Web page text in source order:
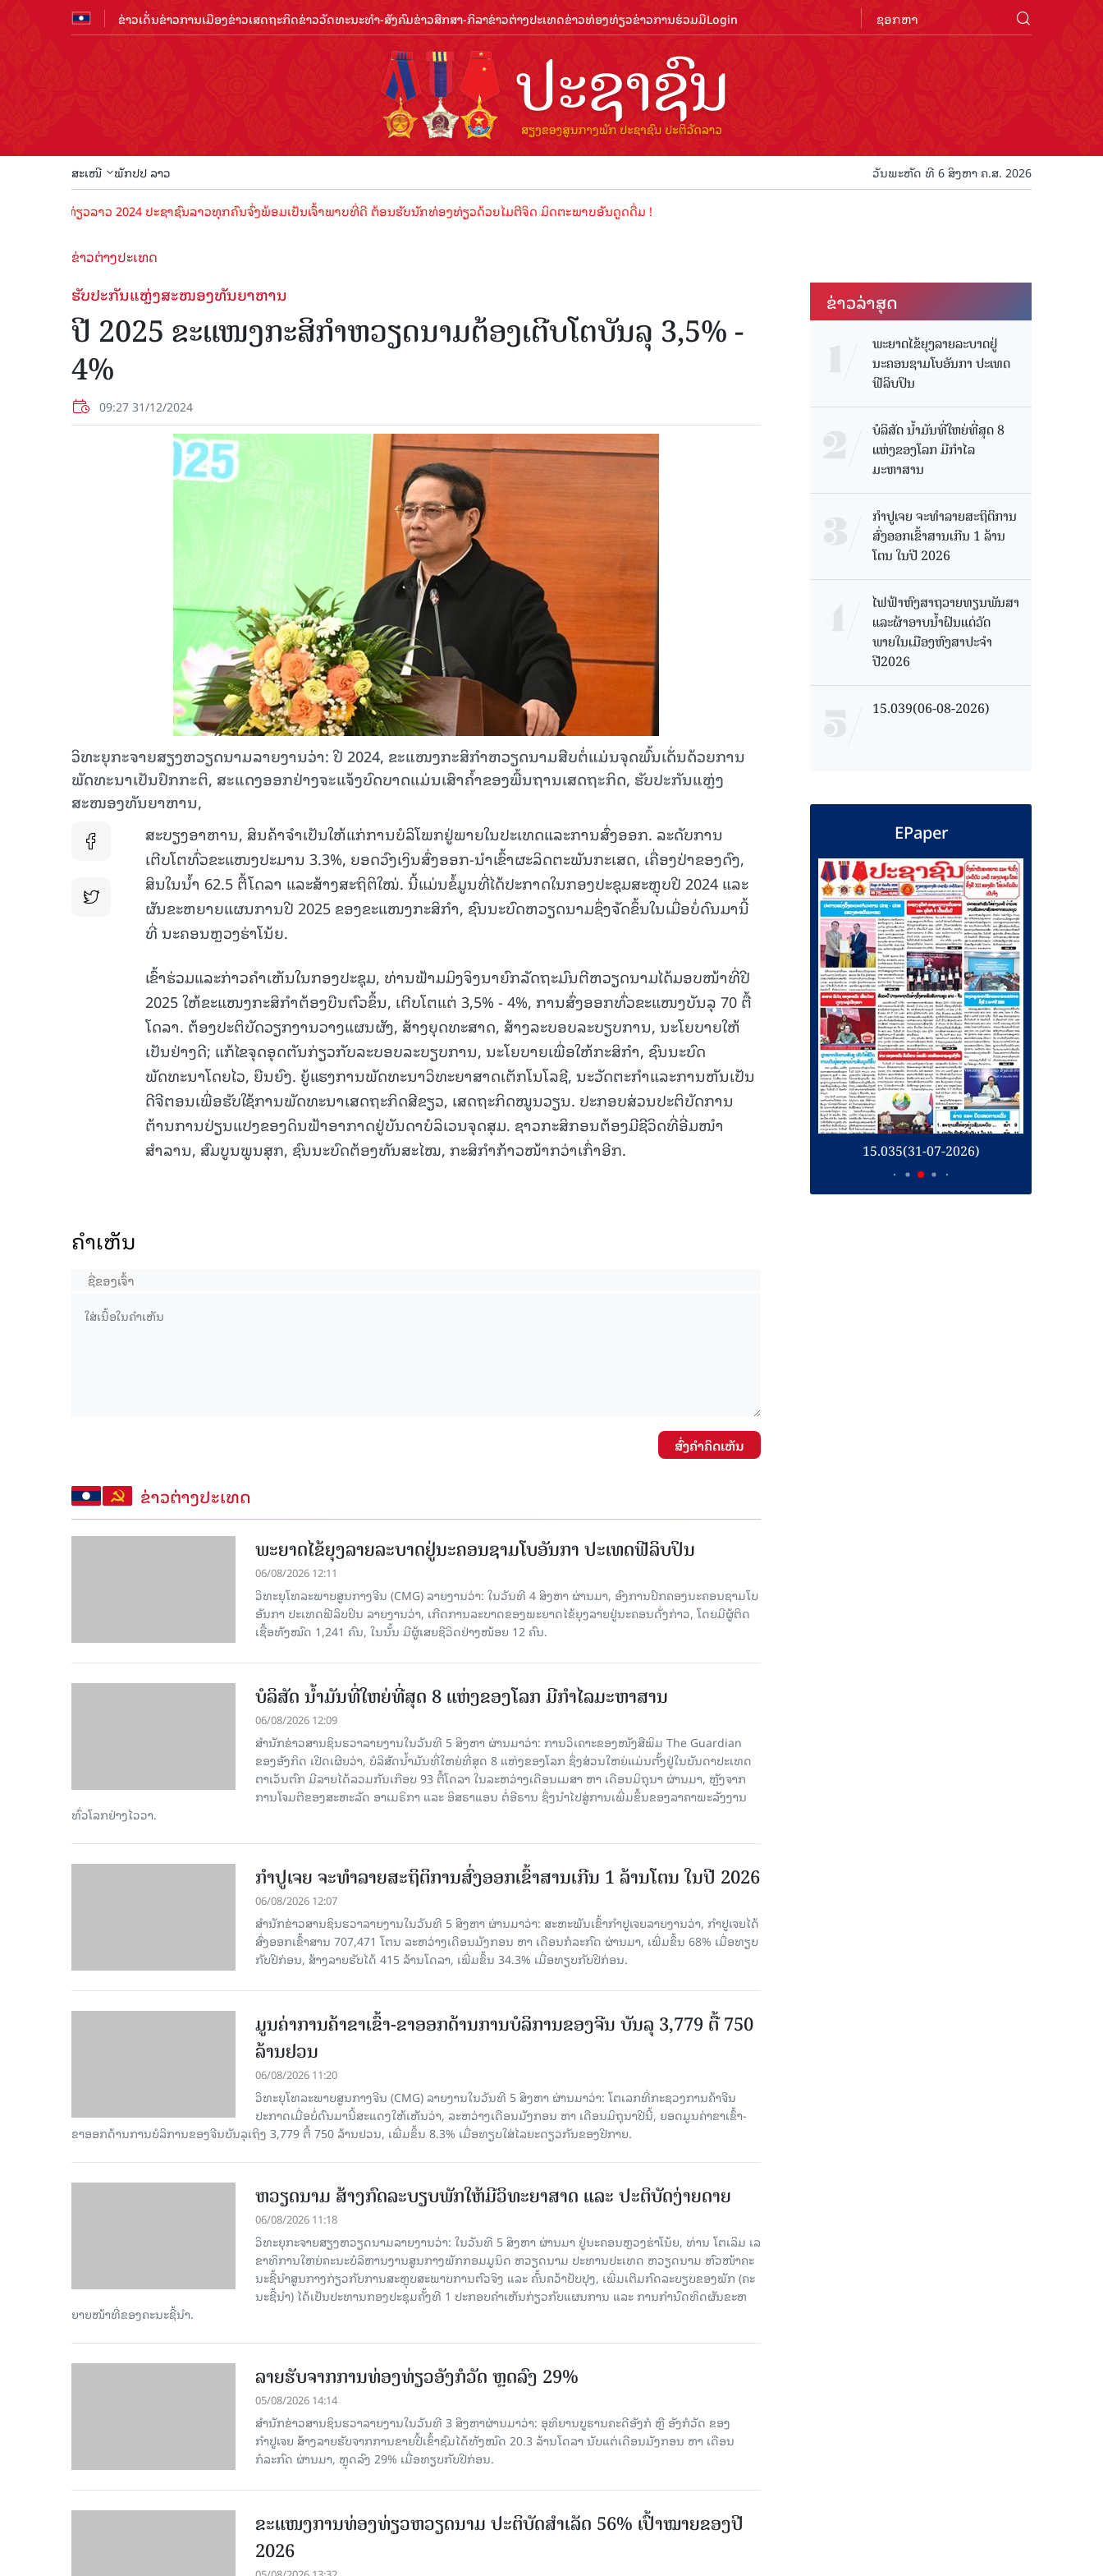
ຂ່າວເດັ່ນຂ່າວການເມືອງຂ່າວເສດຖະກິດຂ່າວວັດທະນະທຳ-ສັງຄົມຂ່າວສືກສາ-ກິລາຂ່າວຕ່າງປະເທດຂ່າວທ່ອງທ່ຽວຂ່າວການຮ່ວມມືLogin
ສະເໜີ ພັກປປ ລາວ ວັນພະຫັດ ທີ 6 ສິງຫາ ຄ.ສ. 2026
ງທ່ຽວລາວ 2024 ປະຊາຊົນລາວທຸກຄົນຈົ່ງພ້ອມເປັນເຈົ້າພາບທີ່ດີ ຕ້ອນຮັບນັກທ່ອງທ່ຽວດ້ວຍໄມຕີຈິດ ມິດຕະພາບອັນດູດດື່ມ !
ຂ່າວຕ່າງປະເທດ
ຮັບປະກັນແຫຼ່ງສະໜອງທັນຍາຫານ
ປີ 2025 ຂະແໜງກະສິກຳຫວຽດນາມຕ້ອງເຕີບໂຕບັນລຸ 3,5% -
4%
09:27 31/12/2024
ວິທະຍຸກະຈາຍສຽງຫວຽດນາມລາຍງານວ່າ: ປີ 2024, ຂະແໜງກະສິກຳຫວຽດນາມສືບຕໍ່ແມ່ນຈຸດພົ້ນເດັ່ນດ້ວຍການ
ພັດທະນາເປັນປົກກະຕິ, ສະແດງອອກຢ່າງຈະແຈ້ງບົດບາດແມ່ນເສົາຄ້ຳຂອງພື້ນຖານເສດຖະກິດ, ຮັບປະກັນແຫຼ່ງ
ສະໜອງທັນຍາຫານ,
ສະບຽງອາຫານ, ສິນຄ້າຈຳເປັນໃຫ້ແກ່ການບໍລິໂພກຢູ່ພາຍໃນປະເທດແລະການສົ່ງອອກ. ລະດັບການ
ເຕີບໂຕທົ່ວຂະແໜງປະມານ 3.3%, ຍອດວົງເງິນສົ່ງອອກ-ນຳເຂົ້າຜະລິດຕະພັນກະເສດ, ເຄື່ອງປ່າຂອງດົງ,
ສິນໃນນ້ຳ 62.5 ຕື້ໂດລາ ແລະສ້າງສະຖິຕິໃໝ່. ນີ້ແມ່ນຂໍ້ມູນທີ່ໄດ້ປະກາດໃນກອງປະຊຸມສະຫຼຸບປີ 2024 ແລະ
ຜັນຂະຫຍາຍແຜນການປີ 2025 ຂອງຂະແໜງກະສິກຳ, ຊົນນະບົດຫວຽດນາມຊຶ່ງຈັດຂຶ້ນໃນເມື່ອບໍ່ດົນມານີ້
ທີ່ ນະຄອນຫຼວງຮ່າໂນ້ຍ.
ເຂົ້າຮ່ວມແລະກ່າວຄຳເຫັນໃນກອງປະຊຸມ, ທ່ານຟ້າມມິງຈິງນາຍົກລັດຖະມົນຕີຫວຽດນາມໄດ້ມອບໜ້າທີ່ປີ
2025 ໃຫ້ຂະແໜງກະສິກຳຕ້ອງບືນຕົວຂຶ້ນ, ເຕີບໂຕແຕ່ 3,5% - 4%, ການສົ່ງອອກທົ່ວຂະແໜງບັນລຸ 70 ຕື້
ໂດລາ. ຕ້ອງປະຕິບັດວຽກງານວາງແຜນຜັງ, ສ້າງຍຸດທະສາດ, ສ້າງລະບອບລະບຽບການ, ນະໂຍບາຍໃຫ້
ເປັນຢ່າງດີ; ແກ້ໄຂຈຸດອຸດຕັນກ່ຽວກັບລະບອບລະບຽບການ, ນະໂຍບາຍເພື່ອໃຫ້ກະສິກຳ, ຊົນນະບົດ
ພັດທະນາໂດຍໄວ, ຍືນຍົງ. ຍູ້ແຮງການພັດທະນາວິທະຍາສາດເຕັກໂນໂລຊີ, ນະວັດຕະກຳແລະການຫັນເປັນ
ດີຈີຕອນເພື່ອຮັບໃຊ້ການພັດທະນາເສດຖະກິດສີຂຽວ, ເສດຖະກິດໝູນວຽນ. ປະກອບສ່ວນປະຕິບັດການ
ຕ້ານການປ່ຽນແປງຂອງດິນຟ້າອາກາດຢູ່ບັນດາບໍລິເວນຈຸດສຸມ. ຊາວກະສິກອນຕ້ອງມີຊີວິດທີ່ອີ່ມໜຳ
ສຳລານ, ສົມບູນພູນສຸກ, ຊົນນະບົດຕ້ອງທັນສະໄໝ, ກະສິກຳກ້າວໜ້າກວ່າເກົ່າອີກ.
ຄໍາເຫັນ
ສົ່ງຄໍາຄິດເຫັນ
ຂ່າວຕ່າງປະເທດ
ພະຍາດໄຂ້ຍຸງລາຍລະບາດຢູ່ນະຄອນຊາມໂບ​ອັນກາ ປະເທດຟີລິບປິນ
06/08/2026 12:11
ວິທະຍຸໂທລະພາບສູນກາງຈີນ (CMG) ລາຍງານວ່າ: ໃນວັນທີ 4 ສິງ​ຫາ ຜ່ານມາ, ອົງການ​ປົກ​ຄອງນະຄອນຊາມໂບ​
ອັນກາ ປະເທດຟີລິບປິນ ລາຍ​ງານວ່າ, ເກີດ​ການລະບາດ​ຂອງພະຍາດໄຂ້ຍຸງລາຍຢູ່ນະຄອນດັ່ງກ່າວ, ໂດຍມີຜູ້ຕິດ
ເຊື້ອ​ທັງ​ໝົດ 1,241 ຄົນ, ໃນນັ້ນ ມີຜູ້ເສຍຊີວິດຢ່າງໜ້ອຍ 12 ຄົນ.
ບໍລິສັດ ນ້ຳມັນທີ່ໃຫຍ່ທີ່ສຸດ 8 ແຫ່ງຂອງໂລກ ມີກຳໄລມະຫາສານ
06/08/2026 12:09
ສຳນັກຂ່າວສານຊິນຮວາລາຍງານໃນວັນທີ 5 ສິງຫາ ຜ່ານມາວ່າ: ການວິເຄາະຂອງໜັງສືພິມ The Guardian
ຂອງອັງກິດ ເປີດເຜີຍວ່າ, ບໍລິສັດນ້ຳມັນທີ່ໃຫຍ່ທີ່ສຸດ 8 ແຫ່ງຂອງໂລກ ຊຶ່ງສ່ວນໃຫຍ່ແມ່ນຕັ້ງຢູ່ໃນບັນດາປະເທດ
ຕາເວັນຕົກ ມີລາຍໄດ້ລວມກັນເກືອບ 93 ຕື້ໂດລາ ໃນລະຫວ່າງເດືອນເມສາ ຫາ ເດືອນມິຖຸນາ ຜ່ານມາ, ຫຼັງຈາກ
ການໂຈມຕີຂອງສະຫະລັດ ອາເມຣິກາ ແລະ ອິສຣາແອນ ຕໍ່ອີຣານ ຊຶ່ງນຳໄປສູ່ການເພີ່ມຂຶ້ນຂອງລາຄາພະລັງງານ
ທົ່ວໂລກຢ່າງໄວວາ.
ກຳປູເຈຍ ຈະທຳລາຍສະຖິຕິການສົ່ງອອກເຂົ້າສານເກີນ 1 ລ້ານໂຕນ ໃນປີ 2026
06/08/2026 12:07
ສຳນັກຂ່າວສານຊິນຮວາລາຍງານໃນວັນທີ 5 ສິງຫາ ຜ່ານມາວ່າ: ສະຫະພັນເຂົ້າກຳປູເຈຍລາຍງານວ່າ, ກໍາປູເຈຍໄດ້
ສົ່ງອອກເຂົ້າສານ 707,471 ໂຕນ ລະຫວ່າງເດືອນມັງກອນ ຫາ ເດືອນກໍລະກົດ ຜ່ານມາ, ເພີ່ມຂຶ້ນ 68% ເມື່ອທຽບ
ກັບປີກ່ອນ, ສ້າງລາຍຮັບໄດ້ 415 ລ້ານໂດລາ, ເພີ່ມຂຶ້ນ 34.3% ເມື່ອທຽບກັບປີກ່ອນ.
ມູນຄ່າການຄ້າຂາເຂົ້າ-ຂາອອກດ້ານການບໍລິການຂອງຈີນ ບັນລຸ 3,779 ຕື້ 750
ລ້ານຢວນ
06/08/2026 11:20
ວິທະຍຸໂທລະພາບສູນກາງຈີນ (CMG) ລາຍງານໃນວັນທີ 5 ສິງຫາ ຜ່ານມາວ່າ: ໂຕເລກທີ່ກະຊວງການຄ້າຈີນ
ປະກາດເມື່ອບໍ່ດົນມານີ້ສະແດງໃຫ້ເຫັນວ່າ, ລະຫວ່າງເດືອນມັງກອນ ຫາ ເດືອນມິຖຸນາປີນີ້, ຍອດມູນຄ່າຂາເຂົ້າ-
ຂາອອກດ້ານການບໍລິການຂອງຈີນບັນລຸເຖິງ 3,779 ຕື້ 750 ລ້ານຢວນ, ເພີ່ມຂຶ້ນ 8.3% ເມື່ອທຽບໃສ່ໄລຍະດຽວກັນຂອງປີກາຍ.
ຫວຽດນາມ ສ້າງກົດລະບຽບພັກໃຫ້ມີວິທະຍາສາດ ແລະ ປະຕິບັດງ່າຍດາຍ
06/08/2026 11:18
ວິທະຍຸກະຈາຍສຽງຫວຽດນາມລາຍງານວ່າ: ໃນ​ວັນ​ທີ 5 ສິງ​ຫາ ຜ່ານມາ ຢູ່ນະຄອນຫຼວງຮ່າ​ໂນ້ຍ, ທ່ານ ໂຕ​ເລິມ ເລ​
ຂາ​ທິ​ການ​ໃຫຍ່​ຄະ​ນະ​ບໍ​ລິ​ຫານ​ງານ​ສູນ​ກາງ​ພັກ​ກອມ​ມູ​ນິດ ຫວຽດ​ນາມ ປະ​ທານ​ປະ​ເທດ ຫວຽດ​ນາມ ຫົວ​ໜ້າ​ຄະ​
ນະ​ຊີ້​ນຳ​ສູນ​ກາງ​ກ່ຽວ​ກັບ​ການ​ສະ​ຫຼຸບ​ສະ​ພ​າບ​ການ​ຕົວ​ຈິງ ແລະ ຄົ້ນ​ຄວ້າ​ປັບ​ປຸງ, ເພີ່ມ​ເຕີມ​ກົດ​ລະ​ບຽບ​ຂອງ​ພັກ (ຄະ​
ນະ​ຊີ້​ນຳ) ໄດ້​ເປັນ​ປະ​ທານກອງ​ປະ​ຊຸມ​ຄັ້ງ​ທີ 1 ປະ​ກອບ​ຄຳ​ເຫັນ​ກ່ຽວ​ກັບ​ແຜນ​ການ ແລະ ການ​ກຳ​ນົດ​ທິດ​ຜັນ​ຂະ​ຫ
ຍາຍ​ໜ້າ​ທີ່​ຂອງ​ຄະ​ນະ​ຊີ້​ນຳ.
ລາຍຮັບຈາກການທ່ອງທ່ຽວອັງກໍວັດ ຫຼດລົງ 29%
05/08/2026 14:14
ສຳນັກຂ່າວສານຊິນຮວາລາຍງານໃນວັນທີ 3 ສິງຫາຜ່ານມາວ່າ: ອຸທິຍານບູຮານຄະດີອັງກໍ ຫຼື ອັງກໍວັດ ຂອງ
ກຳປູເຈຍ ສ້າງລາຍຮັບຈາກການຂາຍປີ້ເຂົ້າຊົມໄດ້ທັງໝົດ 20.3 ລ້ານໂດລາ ນັບແຕ່ເດືອນມັງກອນ ຫາ ເດືອນ
ກໍລະກົດ ຜ່ານມາ, ຫຼຸດລົງ 29% ເມື່ອທຽບກັບປີກ່ອນ.
ຂະ​ແໜງ​ການ​ທ່ອງ​ທ່ຽວຫວຽດນາມ ​ປະ​ຕິ​ບັດ​ສຳ​ເລັດ 56% ເປົ້າ​ໝາຍຂອງປີ
2026
ຂ່າວ​ລ່າ​ສຸດ
ພະຍາດໄຂ້ຍຸງລາຍລະບາດຢູ່
ນະຄອນຊາມໂບ​ອັນກາ ປະເທດ
ຟີລິບປິນ
ບໍລິສັດ ນ້ຳມັນທີ່ໃຫຍ່ທີ່ສຸດ 8
ແຫ່ງຂອງໂລກ ມີກຳໄລ
ມະຫາສານ
ກຳປູເຈຍ ຈະທຳລາຍສະຖິຕິການ
ສົ່ງອອກເຂົ້າສານເກີນ 1 ລ້ານ
ໂຕນ ໃນປີ 2026
ໄຟຟ້າຫົງສາຖວາຍທຽນພັນສາ
ແລະຜ້າອາບນໍ້າຝົນແດ່ວັດ
ພາຍໃນເມືອງຫົງສາປະຈໍາ
ປີ2026
15.039(06-08-2026)
EPaper
15.038(05-08-2026) 15.037(04-08-2026) 15.035(31-07-2026)